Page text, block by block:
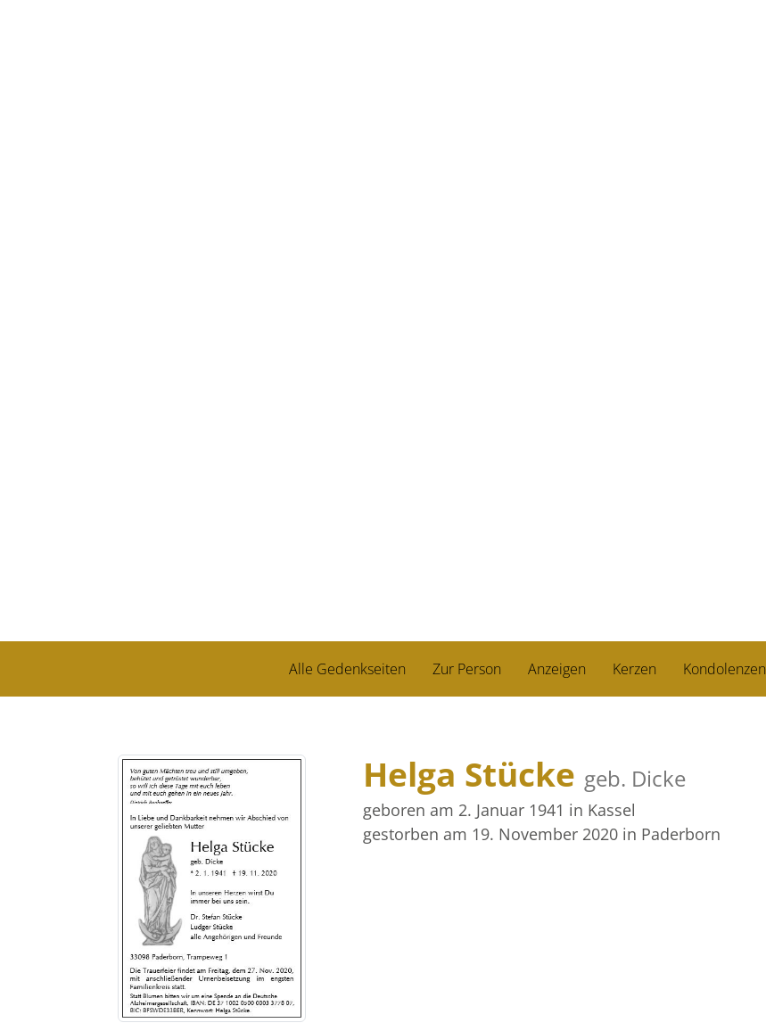
Alle Gedenkseiten Zur Person Anzeigen Kerzen Kondolenzen
Helga Stücke geb. Dicke
geboren am 2. Januar 1941 in Kassel
gestorben am 19. November 2020 in Paderborn